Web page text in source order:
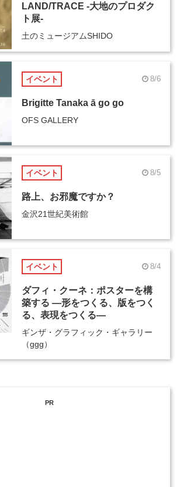
LAND/TRACE -大地のプロダク
ト展-
土のミュージアムSHIDO
イベント 8/6
Brigitte Tanaka ā go go
OFS GALLERY
イベント 8/5
路上、お邪魔ですか？
金沢21世紀美術館
イベント 8/4
ダフィ・クーネ：ポスターを構
築する ―形をつくる、版をつく
る、表現をつくる―
ギンザ・グラフィック・ギャラリー
（ggg）
PR